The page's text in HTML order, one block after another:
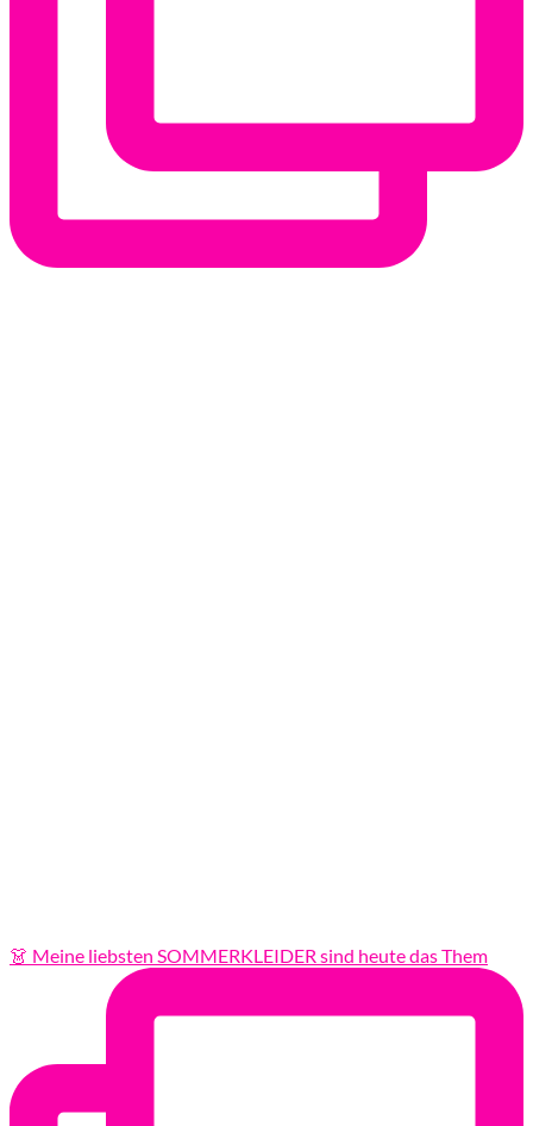
👗 Meine liebsten SOMMERKLEIDER sind heute das Them